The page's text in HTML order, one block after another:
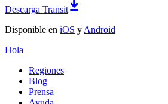
Descarga Transit
Disponible en iOS y Android
Hola
Regiones
Blog
Prensa